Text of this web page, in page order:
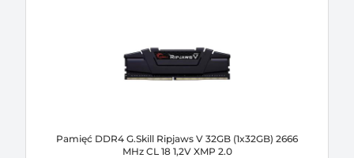
Pamięć DDR4 G.Skill Ripjaws V 32GB (1x32GB) 2666
MHz CL 18 1,2V XMP 2.0